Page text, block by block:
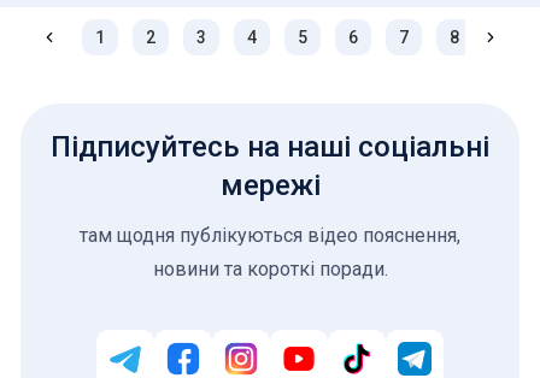
1 2 3 4 5 6 7 8
Підписуйтесь на наші соціальні
мережі
там щодня публікуються відео пояснення,
новини та короткі поради.